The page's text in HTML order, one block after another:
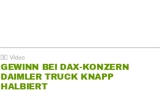
GEWINN BEI DAX-KONZERN
DAIMLER TRUCK KNAPP
HALBIERT